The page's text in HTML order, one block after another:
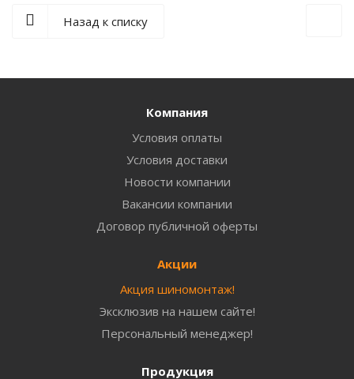
Назад к списку
Компания
Условия оплаты
Условия доставки
Новости компании
Вакансии компании
Договор публичной оферты
Акции
Акция шиномонтаж!
Эксклюзив на нашем сайте!
Персональный менеджер!
Продукция